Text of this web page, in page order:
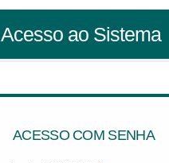
Acesso ao Sistema
ACESSO COM SENHA